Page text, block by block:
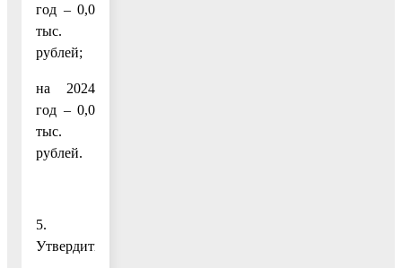
год – 0,0
тыс.
рублей;
на 2024
год – 0,0
тыс.
рублей.
5.
Утвердить: